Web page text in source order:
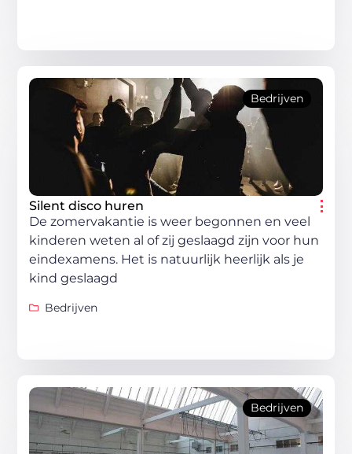
Bedrijven
Silent disco huren
De zomervakantie is weer begonnen en veel
kinderen weten al of zij geslaagd zijn voor hun
eindexamens. Het is natuurlijk heerlijk als je
kind geslaagd
Bedrijven
Bedrijven